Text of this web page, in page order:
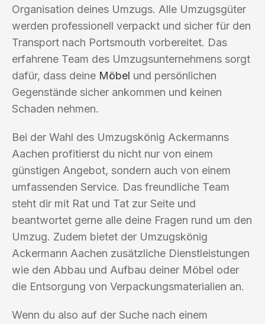
Organisation deines Umzugs. Alle Umzugsgüter
werden professionell verpackt und sicher für den
Transport nach Portsmouth vorbereitet. Das
erfahrene Team des Umzugsunternehmens sorgt
dafür, dass deine Möbel und persönlichen
Gegenstände sicher ankommen und keinen
Schaden nehmen.
Bei der Wahl des Umzugskönig Ackermanns
Aachen profitierst du nicht nur von einem
günstigen Angebot, sondern auch von einem
umfassenden Service. Das freundliche Team
steht dir mit Rat und Tat zur Seite und
beantwortet gerne alle deine Fragen rund um den
Umzug. Zudem bietet der Umzugskönig
Ackermann Aachen zusätzliche Dienstleistungen
wie den Abbau und Aufbau deiner Möbel oder
die Entsorgung von Verpackungsmaterialien an.
Wenn du also auf der Suche nach einem